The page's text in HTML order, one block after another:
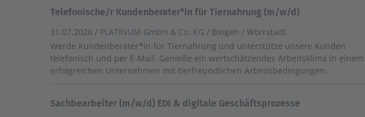
Telefonische/r Kundenberater*in für Tiernahrung (m/w/d)
31.07.2026 / PLATINUM GmbH & Co. KG / Bingen / Wörrstadt
Werde Kundenberater*in für Tiernahrung und unterstütze unsere Kunden
telefonisch und per E-Mail. Genieße ein wertschätzendes Arbeitsklima in einem
erfolgreichen Unternehmen mit tierfreundlichen Arbeitsbedingungen.
Sachbearbeiter (m/w/d) EDI & digitale Geschäftsprozesse